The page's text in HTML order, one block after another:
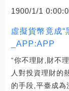
1900/1/1
虛擬貨幣竟成
_APP:APP
“你不理財,財不
人對投資理財的
的手段,平臺成為